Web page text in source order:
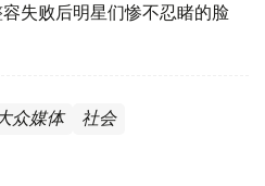
失败后明星们惨不忍睹的脸
众媒体 社会